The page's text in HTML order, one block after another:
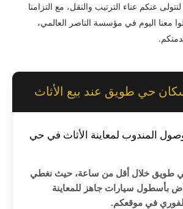
عنكم عناء الترتيب والنقل، مع التزامنا
معنا اليوم في مؤسسة الناصر العالمي،
حي طويق عند بيع الأثاث
المندوب لمعاينة الأثاث في حي
طويق خلال أقل من ساعة، حيث نغطي
بأسطول سيارات جاهز للمعاينة
في موقعكم.